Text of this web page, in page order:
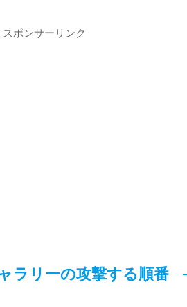
スポンサーリンク
ラリーの攻撃する順番